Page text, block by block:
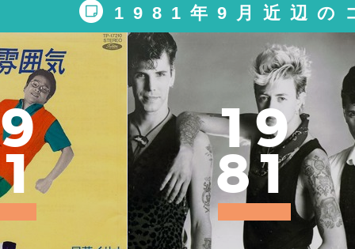
1981年9月近辺の
9
1
19
81